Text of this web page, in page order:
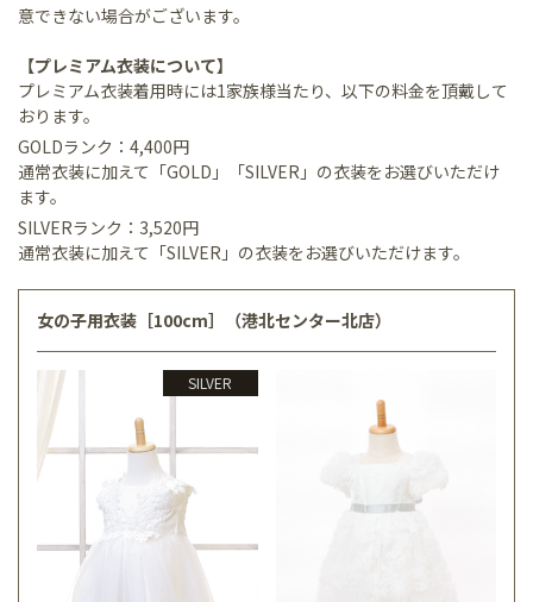
意できない場合がございます。
【プレミアム衣装について】
プレミアム衣装着用時には1家族様当たり、以下の料金を頂戴して
おります。
GOLDランク：4,400円
通常衣装に加えて「GOLD」「SILVER」の衣装をお選びいただけ
ます。
SILVERランク：3,520円
通常衣装に加えて「SILVER」の衣装をお選びいただけます。
女の子用衣装［100cm］（港北センター北店）
SILVER